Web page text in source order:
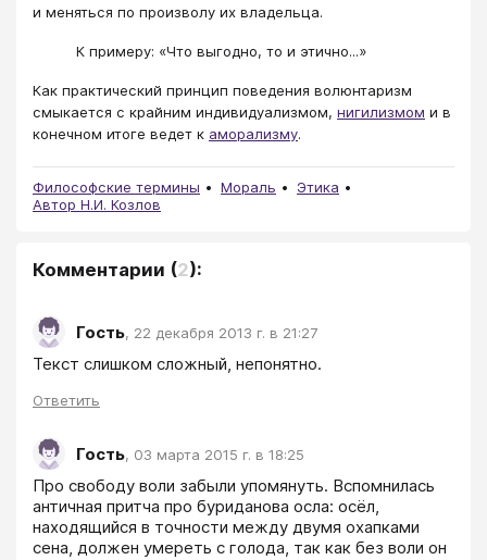
и меняться по произволу их владельца.
К примеру: «Что выгодно, то и этично...»
Как практический принцип поведения волюнтаризм
смыкается с крайним индивидуализмом, нигилизмом и в
конечном итоге ведет к аморализму.
Философские термины Мораль
Этика
Автор Н.И. Козлов
Комментарии (2):
Гость, 22 декабря 2013 г. в 21:27
Ответить
Гость, 03 марта 2015 г. в 18:25
Про свободу воли забыли упомянуть. Вспомнилась
античная притча про буриданова осла: осёл,
находящийся в точности между двумя охапками
сена, должен умереть с голода, так как без воли он